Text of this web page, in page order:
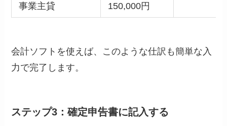
事業主貸 150,000円
会計ソフトを使えば、このような仕訳も簡単な入
力で完了します。
ステップ3：確定申告書に記入する